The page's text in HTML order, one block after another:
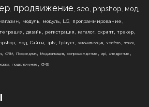
, продвижение, seo, phpshop, мод,
, модуль, модуль, LG, программирование,
, дизайн , регистрация , каталог, скрипт, трекер,
, мод, Сайты , iptv, fplayer, автоматизация, xenforo, поиск,
, CRM, Посредник, Модификация, сопровождение , api, внедрение ,
, подключение , CMS